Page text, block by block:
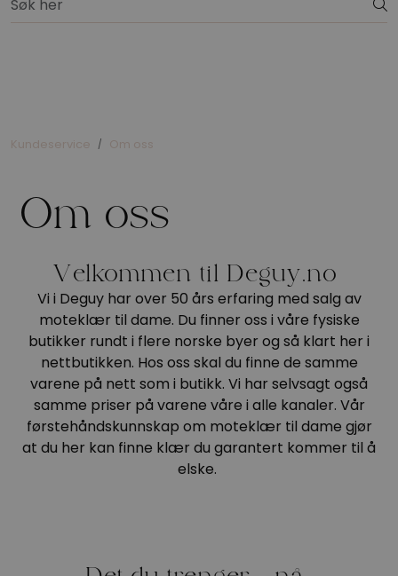
Skip to main content
Kundeservice Om oss
Velkommen til Deguy.no
Vi i Deguy har over 50 års erfaring med salg av
moteklær til dame. Du finner oss i våre fysiske
butikker rundt i flere norske byer og så klart her i
nettbutikken. Hos oss skal du finne de samme
varene på nett som i butikk. Vi har selvsagt også
samme priser på varene våre i alle kanaler. Vår
førstehåndskunnskap om moteklær til dame gjør
at du her kan finne klær du garantert kommer til å
elske.
Det du trenger – nå
Bukser
Kjoler
Strikk
Drakter
Skjørt